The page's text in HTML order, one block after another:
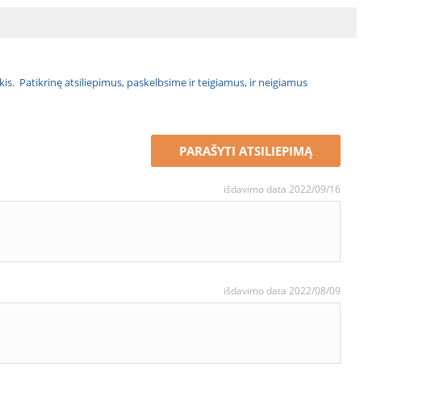
Patikrinę atsiliepimus, paskelbsime ir teigiamus, ir neigiamus
PARAŠYTI ATSILIEPIMĄ
išdavimo data 2022/09/16
išdavimo data 2022/08/09